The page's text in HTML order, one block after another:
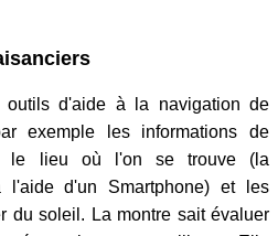
outils d'aide à la navigation de
exemple les informations de
le lieu où l'on se trouve (la
l'aide d'un Smartphone) et les
du soleil. La montre sait évaluer